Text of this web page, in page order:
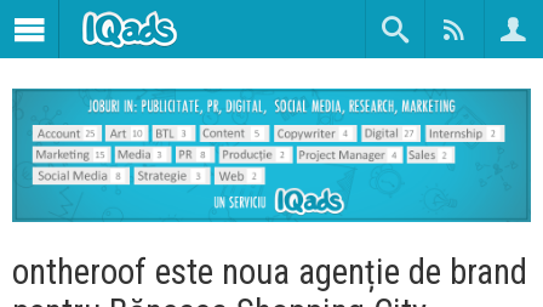
ontheroof este noua agenție de brand